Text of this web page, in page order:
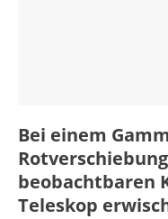
Bei einem
beobachtbaren
Teleskop